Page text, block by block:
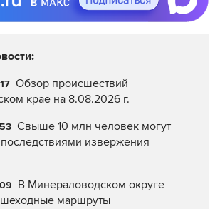
Обзор происшествий
крае на 8.08.2026 г.
Свыше 10 млн человек могут
последствиями извержения
В Минераловодском округе
маршруты